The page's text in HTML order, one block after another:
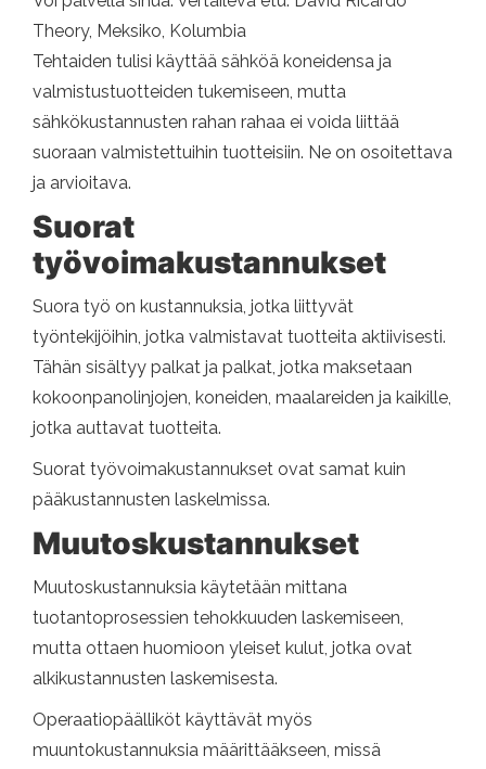
Theory, Meksiko, Kolumbia
Tehtaiden tulisi käyttää sähköä koneidensa ja
valmistustuotteiden tukemiseen, mutta
sähkökustannusten rahan rahaa ei voida liittää
suoraan valmistettuihin tuotteisiin. Ne on osoitettava
ja arvioitava.
Suorat
työvoimakustannukset
Suora työ on kustannuksia, jotka liittyvät
työntekijöihin, jotka valmistavat tuotteita aktiivisesti.
Tähän sisältyy palkat ja palkat, jotka maksetaan
kokoonpanolinjojen, koneiden, maalareiden ja kaikille,
jotka auttavat tuotteita.
Suorat työvoimakustannukset ovat samat kuin
pääkustannusten laskelmissa.
Muutoskustannukset
Muutoskustannuksia käytetään mittana
tuotantoprosessien tehokkuuden laskemiseen,
mutta ottaen huomioon yleiset kulut, jotka ovat
alkikustannusten laskemisesta.
Operaatiopäälliköt käyttävät myös
muuntokustannuksia määrittääkseen, missä